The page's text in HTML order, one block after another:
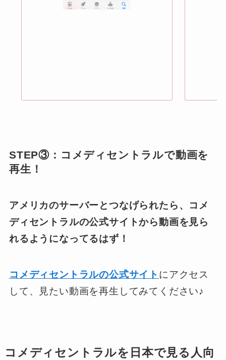
STEP③：コメディセントラルで動画を
再生！
アメリカのサーバーとつなげられたら、コメ
ディセントラルの公式サイトから動画を見ら
れるようになってるはず！
コメディセントラルの公式サイト にアクセス
して、見たい動画を再生してみてください♪
コメディセントラルを日本で見る人向